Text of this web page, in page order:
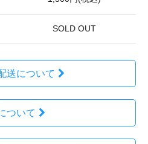
SOLD OUT
送について
ついて